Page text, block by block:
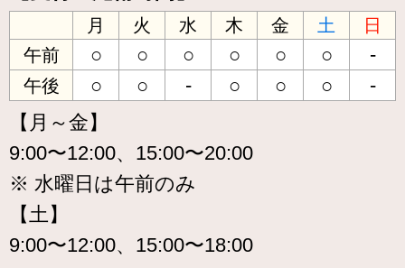
月 火 水 木 金 土
日
午前
○ ○ ○ ○ ○ ○ -
午後 ○ ○ - ○ ○ ○
-
【月～金】
9:00〜12:00、15:00〜20:00
※ 水曜日は午前のみ
【土】
9:00〜12:00、15:00〜18:00